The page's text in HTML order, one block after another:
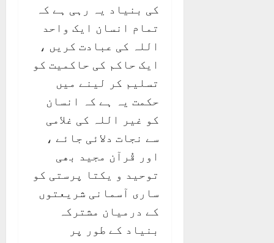
کی بنیاد یہ رہی ہے کہ
تمام انسان ایک واحد
اللہ کی عبادت کریں ،
ایک حاکم کی حاکمیت کو
تسلیم کر لینے میں
حکمت یہ ہے کہ انسان
کو غیر اللہ کی غلامی
سے نجات دلائی جائے ،
اور قُرآن مجید بھی
توحید و یکتا پرستی کو
ساری آسمانی شریعتوں
کے درمیان مشترکہ
بنیاد کے طور پر